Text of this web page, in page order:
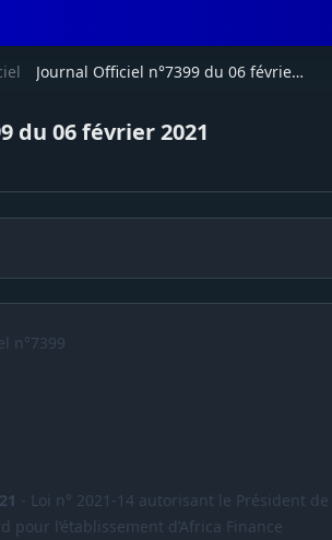
Journal Officiel n°7399 du 06 février 2021
du 06 février 2021
n°7399
- Loi n° 2021-14 autorisant le Président de
pour l’établissement d’Africa Finance